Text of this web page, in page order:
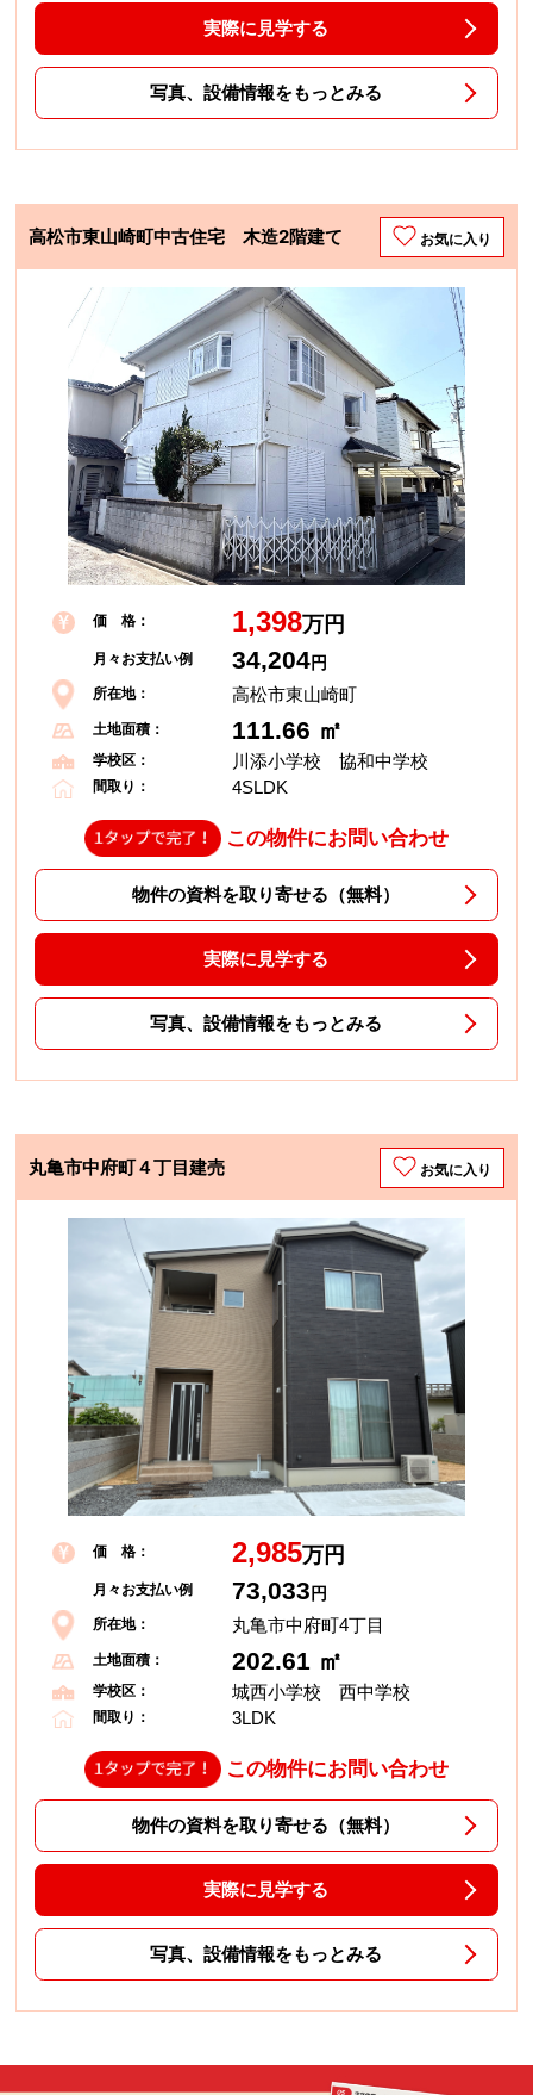
実際に見学する
写真、設備情報をもっとみる
高松市東山崎町中古住宅 木造2階建て お気に入り
価 格： 1,398万円
月々お支払い例 34,204円
所在地： 高松市東山崎町
土地面積： 111.66 ㎡
学校区： 川添小学校 協和中学校
間取り： 4SLDK
この物件にお問い合わせ
物件の資料を取り寄せる（無料）
実際に見学する
写真、設備情報をもっとみる
丸亀市中府町４丁目建売 お気に入り
価 格： 2,985万円
月々お支払い例 73,033 円
所在地： 丸亀市中府町4丁目
土地面積： 202.61 ㎡
学校区： 城西小学校 西中学校
間取り： 3LDK
この物件にお問い合わせ
物件の資料を取り寄せる（無料）
実際に見学する
写真、設備情報をもっとみる